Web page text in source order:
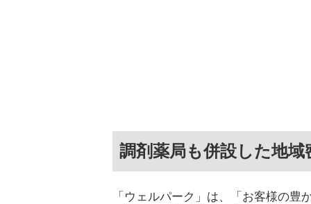
調剤薬局も併設した地
「ウェルパーク」は、「お客様の